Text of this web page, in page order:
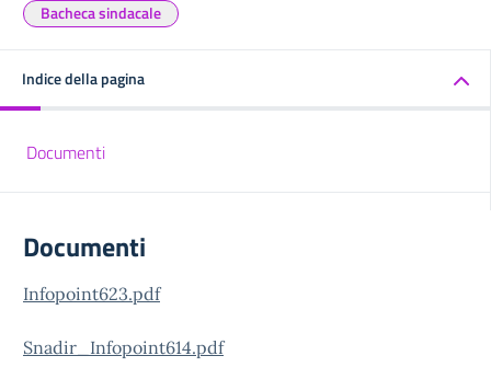
Bacheca sindacale
Indice della pagina
Documenti
Documenti
Infopoint623.pdf
Snadir_Infopoint614.pdf